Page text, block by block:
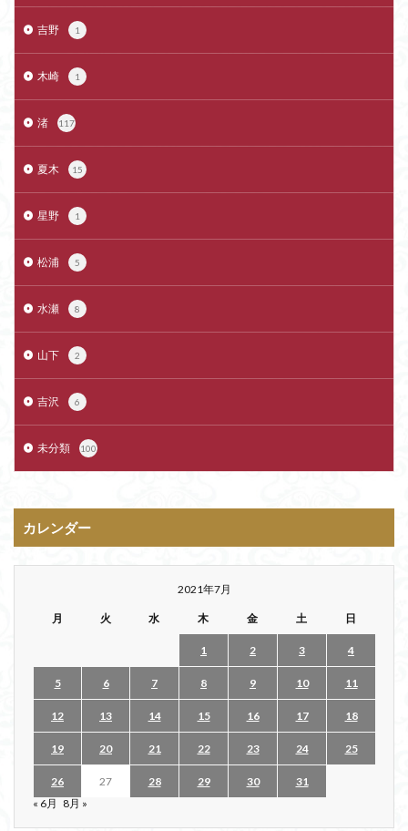
吉野 1
木崎 1
渚 117
夏木 15
星野 1
松浦 5
水瀬 8
山下 2
吉沢 6
未分類 100
カレンダー
2021年7月
月 火 水 木 金 土 日
1 2 3 4
5 6 7 8 9 10 11
12 13 14 15 16 17 18
19 20 21 22 23 24 25
26 27 28 29 30
31
« 6月 8月 »